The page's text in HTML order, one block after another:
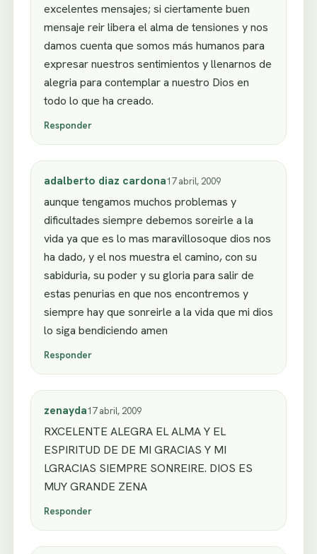
excelentes mensajes; si ciertamente buen
mensaje reir libera el alma de tensiones y nos
damos cuenta que somos más humanos para
expresar nuestros sentimientos y llenarnos de
alegria para contemplar a nuestro Dios en
todo lo que ha creado.
Responder
adalberto diaz cardona17 abril, 2009
aunque tengamos muchos problemas y
dificultades siempre debemos soreirle a la
vida ya que es lo mas maravillosoque dios nos
ha dado, y el nos muestra el camino, con su
sabiduria, su poder y su gloria para salir de
estas penurias en que nos encontremos y
siempre hay que sonreirle a la vida que mi dios
lo siga bendiciendo amen
Responder
zenayda17 abril, 2009
RXCELENTE ALEGRA EL ALMA Y EL
ESPIRITUD DE DE MI GRACIAS Y MI
LGRACIAS SIEMPRE SONREIRE. DIOS ES
MUY GRANDE ZENA
Responder